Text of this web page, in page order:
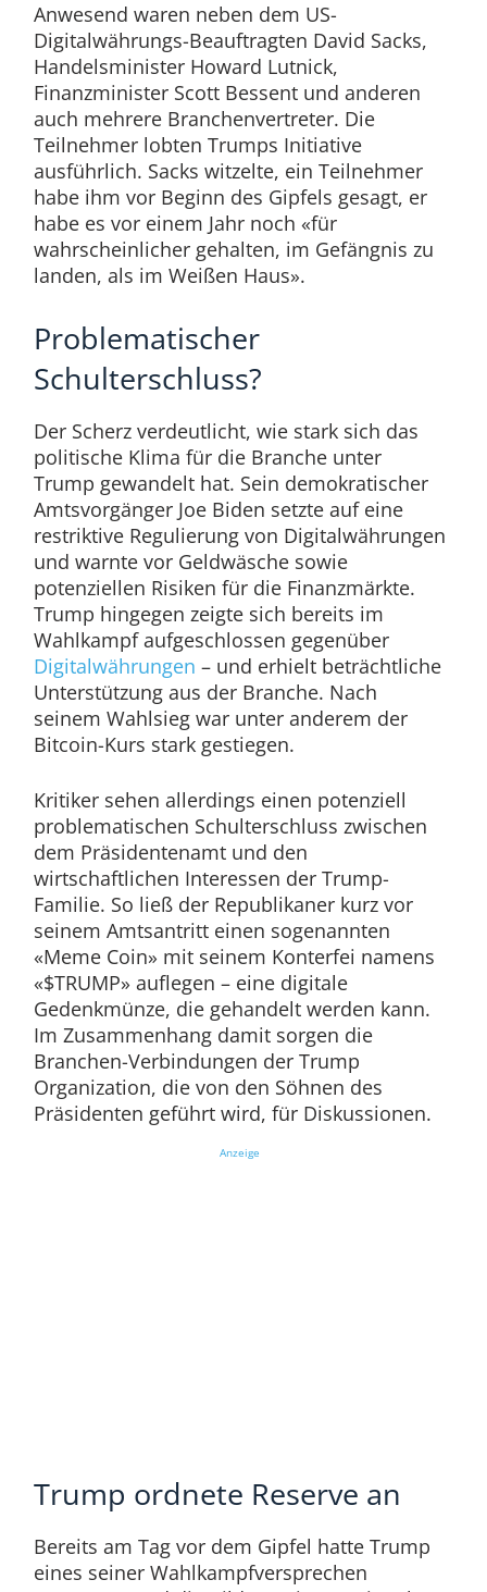
Anwesend waren neben dem US-
Digitalwährungs-Beauftragten David Sacks,
Handelsminister Howard Lutnick,
Finanzminister Scott Bessent und anderen
auch mehrere Branchenvertreter. Die
Teilnehmer lobten Trumps Initiative
ausführlich. Sacks witzelte, ein Teilnehmer
habe ihm vor Beginn des Gipfels gesagt, er
habe es vor einem Jahr noch «für
wahrscheinlicher gehalten, im Gefängnis zu
landen, als im Weißen Haus».
Problematischer
Schulterschluss?
Der Scherz verdeutlicht, wie stark sich das
politische Klima für die Branche unter
Trump gewandelt hat. Sein demokratischer
Amtsvorgänger Joe Biden setzte auf eine
restriktive Regulierung von Digitalwährungen
und warnte vor Geldwäsche sowie
potenziellen Risiken für die Finanzmärkte.
Trump hingegen zeigte sich bereits im
Wahlkampf aufgeschlossen gegenüber
Digitalwährungen – und erhielt beträchtliche
Unterstützung aus der Branche. Nach
seinem Wahlsieg war unter anderem der
Bitcoin-Kurs stark gestiegen.
Kritiker sehen allerdings einen potenziell
problematischen Schulterschluss zwischen
dem Präsidentenamt und den
wirtschaftlichen Interessen der Trump-
Familie. So ließ der Republikaner kurz vor
seinem Amtsantritt einen sogenannten
«Meme Coin» mit seinem Konterfei namens
«$TRUMP» auflegen – eine digitale
Gedenkmünze, die gehandelt werden kann.
Im Zusammenhang damit sorgen die
Branchen-Verbindungen der Trump
Organization, die von den Söhnen des
Präsidenten geführt wird, für Diskussionen.
Anzeige
Trump ordnete Reserve an
Bereits am Tag vor dem Gipfel hatte Trump
eines seiner Wahlkampfversprechen